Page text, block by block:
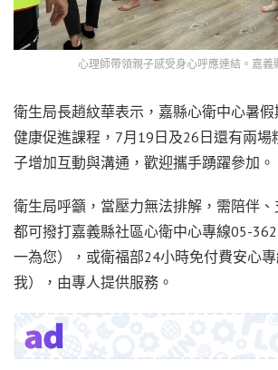
心理師帶領親子感受身心呼應連結。嘉義
衛生局長趙紋華表示，嘉縣心衛中心暑
健康促進課程，7月19日及26日還有兩場
子增加互動與溝通，歡迎攜手踴躍參加。
衛生局呼籲，當壓力無法排解，需陪伴、
都可撥打嘉義縣社區心衛中心專線05-
一為您），或衛福部24小時免付費安心
我），由專人提供服務。